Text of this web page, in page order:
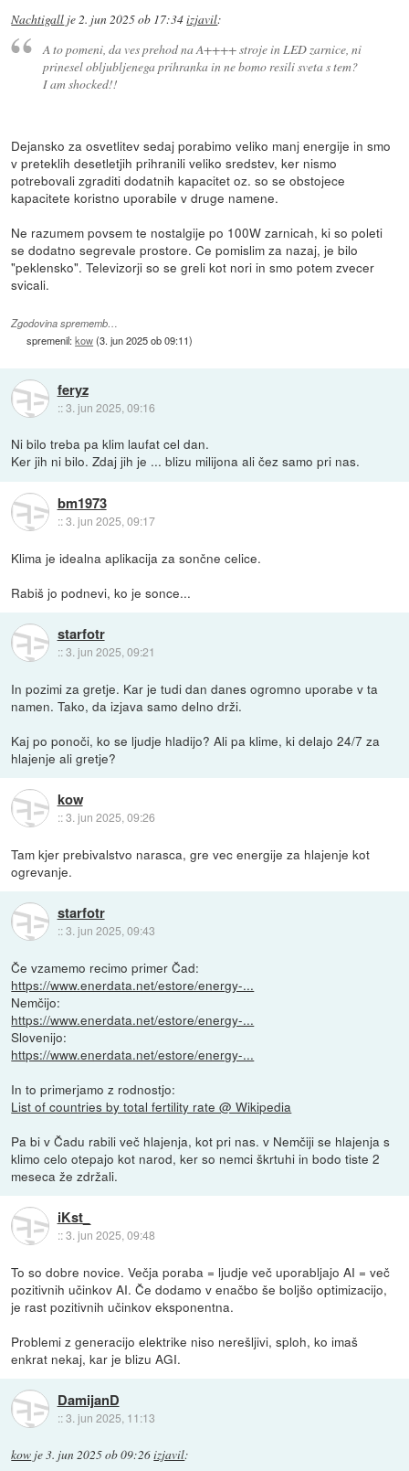
Nachtigall je2. jun 2025 ob 17:34izjavil:
A to pomeni, da ves prehod na A++++ stroje in LED zarnice, ni
prinesel obljubljenega prihranka in ne bomo resili sveta s tem?
I am shocked!!
Dejansko za osvetlitev sedaj porabimo veliko manj energije in smo
v preteklih desetletjih prihranili veliko sredstev, ker nismo
potrebovali zgraditi dodatnih kapacitet oz. so se obstojece
kapacitete koristno uporabile v druge namene.
Ne razumem povsem te nostalgije po 100W zarnicah, ki so poleti
se dodatno segrevale prostore. Ce pomislim za nazaj, je bilo
"peklensko". Televizorji so se greli kot nori in smo potem zvecer
svicali.
Zgodovina sprememb…
spremenil:kow(3. jun 2025 ob 09:11)
feryz
::3. jun 2025, 09:16
Ni bilo treba pa klim laufat cel dan.
Ker jih ni bilo. Zdaj jih je ... blizu milijona ali čez samo pri nas.
bm1973
::3. jun 2025, 09:17
Klima je idealna aplikacija za sončne celice.
Rabiš jo podnevi, ko je sonce...
starfotr
::3. jun 2025, 09:21
In pozimi za gretje. Kar je tudi dan danes ogromno uporabe v ta
namen. Tako, da izjava samo delno drži.
Kaj po ponoči, ko se ljudje hladijo? Ali pa klime, ki delajo 24/7 za
hlajenje ali gretje?
kow
::3. jun 2025, 09:26
Tam kjer prebivalstvo narasca, gre vec energije za hlajenje kot
ogrevanje.
starfotr
::3. jun 2025, 09:43
Če vzamemo recimo primer Čad:
https://www.enerdata.net/estore/energy-...
Nemčijo:
https://www.enerdata.net/estore/energy-...
Slovenijo:
https://www.enerdata.net/estore/energy-...
In to primerjamo z rodnostjo:
List of countries by total fertility rate @ Wikipedia
Pa bi v Čadu rabili več hlajenja, kot pri nas. v Nemčiji se hlajenja s
klimo celo otepajo kot narod, ker so nemci škrtuhi in bodo tiste 2
meseca že zdržali.
iKst_
::3. jun 2025, 09:48
To so dobre novice. Večja poraba = ljudje več uporabljajo AI = več
pozitivnih učinkov AI. Če dodamo v enačbo še boljšo optimizacijo,
je rast pozitivnih učinkov eksponentna.
Problemi z generacijo elektrike niso nerešljivi, sploh, ko imaš
enkrat nekaj, kar je blizu AGI.
DamijanD
::3. jun 2025, 11:13
kow je3. jun 2025 ob 09:26izjavil: